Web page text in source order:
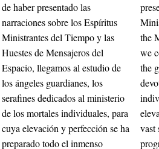
de haber presentado las
narraciones sobre los Espíritus
Ministrantes del Tiempo y las
Huestes de Mensajeros del
Espacio, llegamos al estudio de
los ángeles guardianes, los
serafines dedicados al ministerio
de los mortales individuales, para
cuya elevación y perfección se ha
preparado todo el inmenso
the
we
the
vast